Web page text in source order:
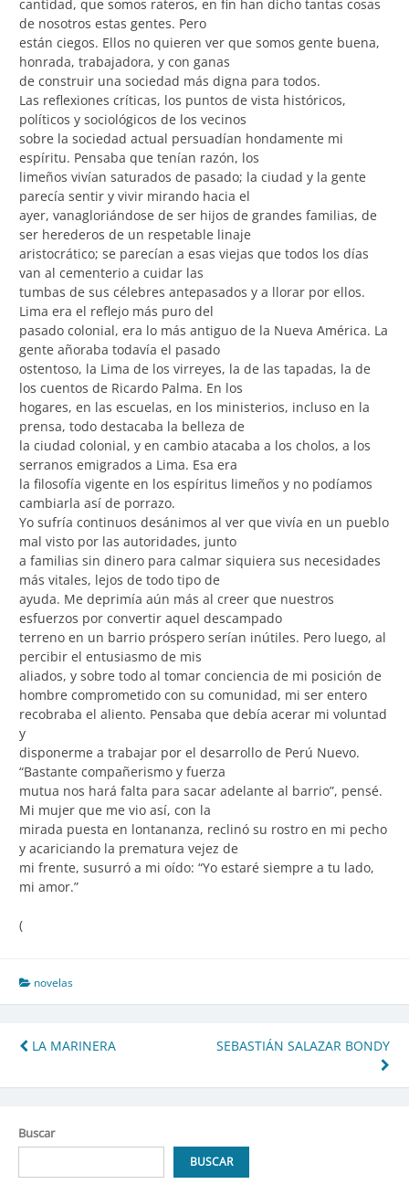
cantidad, que somos rateros, en fin han dicho tantas cosas
de nosotros estas gentes. Pero
están ciegos. Ellos no quieren ver que somos gente buena,
honrada, trabajadora, y con ganas
de construir una sociedad más digna para todos.
Las reflexiones críticas, los puntos de vista históricos,
políticos y sociológicos de los vecinos
sobre la sociedad actual persuadían hondamente mi
espíritu. Pensaba que tenían razón, los
limeños vivían saturados de pasado; la ciudad y la gente
parecía sentir y vivir mirando hacia el
ayer, vanagloriándose de ser hijos de grandes familias, de
ser herederos de un respetable linaje
aristocrático; se parecían a esas viejas que todos los días
van al cementerio a cuidar las
tumbas de sus célebres antepasados y a llorar por ellos.
Lima era el reflejo más puro del
pasado colonial, era lo más antiguo de la Nueva América. La
gente añoraba todavía el pasado
ostentoso, la Lima de los virreyes, la de las tapadas, la de
los cuentos de Ricardo Palma. En los
hogares, en las escuelas, en los ministerios, incluso en la
prensa, todo destacaba la belleza de
la ciudad colonial, y en cambio atacaba a los cholos, a los
serranos emigrados a Lima. Esa era
la filosofía vigente en los espíritus limeños y no podíamos
cambiarla así de porrazo.
Yo sufría continuos desánimos al ver que vivía en un pueblo
mal visto por las autoridades, junto
a familias sin dinero para calmar siquiera sus necesidades
más vitales, lejos de todo tipo de
ayuda. Me deprimía aún más al creer que nuestros
esfuerzos por convertir aquel descampado
terreno en un barrio próspero serían inútiles. Pero luego, al
percibir el entusiasmo de mis
aliados, y sobre todo al tomar conciencia de mi posición de
hombre comprometido con su comunidad, mi ser entero
recobraba el aliento. Pensaba que debía acerar mi voluntad
y
disponerme a trabajar por el desarrollo de Perú Nuevo.
“Bastante compañerismo y fuerza
mutua nos hará falta para sacar adelante al barrio”, pensé.
Mi mujer que me vio así, con la
mirada puesta en lontananza, reclinó su rostro en mi pecho
y acariciando la prematura vejez de
mi frente, susurró a mi oído: “Yo estaré siempre a tu lado,
mi amor.”
(
novelas
Navegación
de
LA MARINERA SEBASTIÁN SALAZAR BONDY
Buscar
BUSCAR